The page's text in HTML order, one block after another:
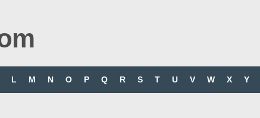
L M N O P Q R S T U V W X Y